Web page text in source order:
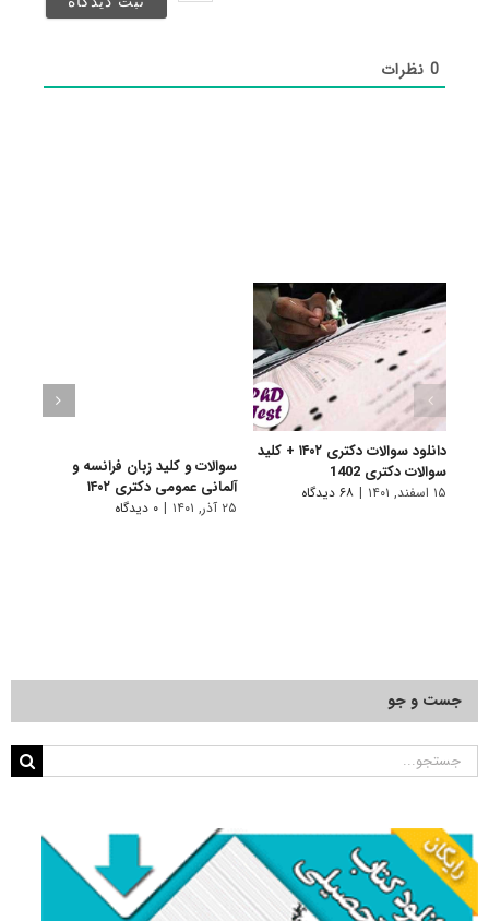
0نظرات
دانلود سوالات دکتری ۱۴۰۲ + کلید
سوالات دکتری 1402
۱۵ اسفند, ۱۴۰۱ | ۶۸ دیدگاه
سوالات و کلید زبان فرانسه و
آلمانی عمومی دکتری ۱۴۰۲
۲۵ آذر, ۱۴۰۱ | ۰ دیدگاه
جست و جو
جستجو